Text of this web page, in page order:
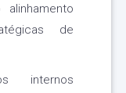
de
internos